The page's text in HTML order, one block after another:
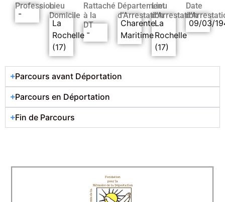
Profession
-
Lieu
Domicile
La
Rochelle
(17)
Rattaché
à la
DT
-
Département
d’Arrestation
Charente
Maritime
Lieu
d’Arrestation
La
Rochelle
(17)
Date
09/03/
Parcours avant Déportation
Parcours en Déportation
Fin de Parcours